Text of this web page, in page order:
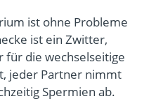
ist ohne Probleme
ist ein Zwitter,
für die wechselseitige
jeder Partner nimmt
Spermien ab.